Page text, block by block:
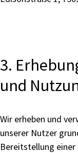
3.
und
Wir erheben und
unserer Nutzer
Bereitstellung